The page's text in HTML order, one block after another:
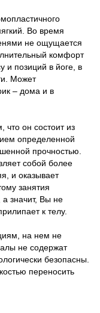
Во время
не ощущается
комфорт
и позиций в йоге, в
Может
– дома и в
что он состоит из
определенной
прочностью.
собой более
и оказывает
занятия
а значит, Вы не
к телу.
на нем не
не содержат
безопасны.
переносить